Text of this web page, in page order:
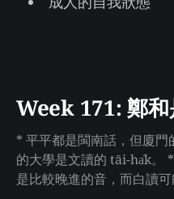
Week 171: 鄭和
* 平平都是閩南話，但廈
的大學是文讀的 tāi-ha̍k。 * 文讀跟白讀通常來說，文讀會
是比較晚進的音，而白讀可能會